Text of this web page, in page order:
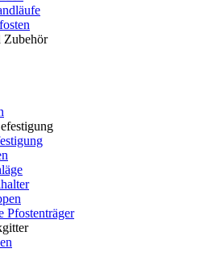
Zubehör
Pfostenträger